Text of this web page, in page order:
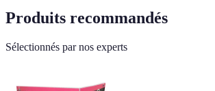
Produits recommandés
Sélectionnés par nos experts